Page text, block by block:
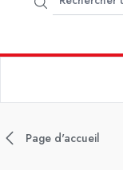
Page d'accueil